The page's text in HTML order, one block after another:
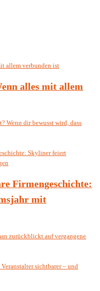
alles mit allem
Wenn dir bewusst wird, dass
Firmengeschichte:
mit
zurückblickt auf vergangene